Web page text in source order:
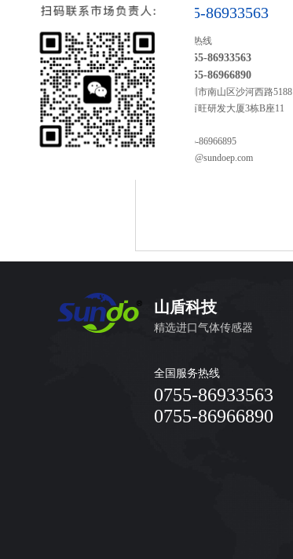
0755-86933563
24小时服务热线
热线1：
0755-86933563
热线2： 0755-86966890
地址：
深圳市南山区沙河西路5188
号百旺研发大厦3栋B座11
传真：
0755-86966895
sales@sundoep.com
山盾科技
精选进口气体传感器
全国服务热线
0755-86933563
0755-86966890